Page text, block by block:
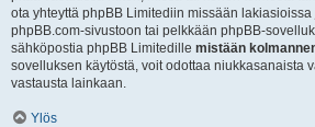
ota yhteyttä phpBB Limitediin missään lakiasioissa
phpBB.com-sivustoon tai pelkkään phpBB-
sähköpostia phpBB Limitedille mistään
sovelluksen käytöstä, voit odottaa niukkasanaista
vastausta lainkaan.
Ylös